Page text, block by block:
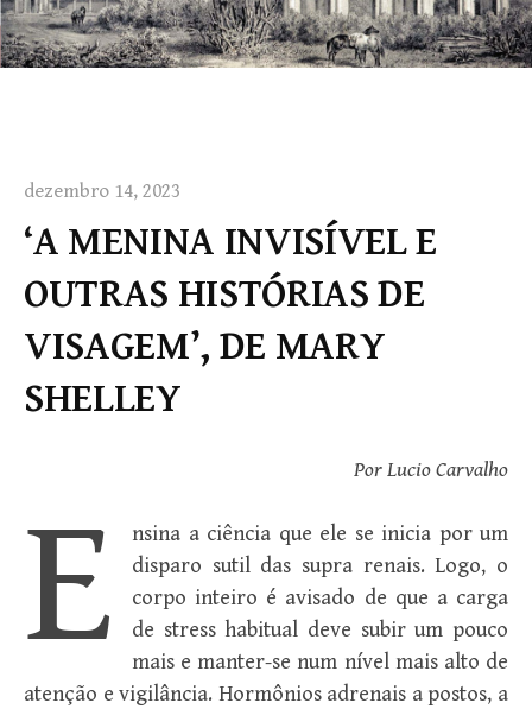
dezembro 14, 2023
‘A MENINA INVISÍVEL E
OUTRAS HISTÓRIAS DE
VISAGEM’, DE MARY
SHELLEY
Por Lucio Carvalho
E
nsina a ciência que ele se inicia por um
disparo sutil das supra renais. Logo, o
corpo inteiro é avisado de que a carga
de stress habitual deve subir um pouco
mais e manter-se num nível mais alto de
atenção e vigilância. Hormônios adrenais a postos, a